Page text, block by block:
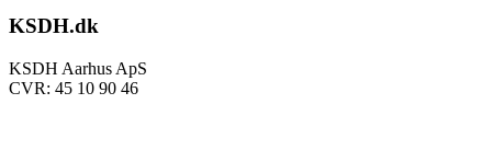
KSDH.dk
KSDH Aarhus ApS
CVR: 45 10 90 46